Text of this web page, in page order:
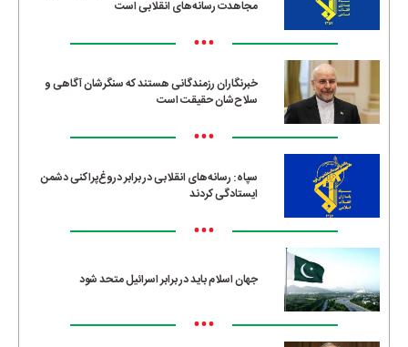
مجاهدت رسانه‌های انقلابی است
•••
خبرنگاران رزمندگانی هستند که سنگرشان آگاهی و
سلاح‌شان حقیقت است
•••
سپاه: رسانه‌های انقلابی در برابر دروغ‌پراکنی دشمن
ایستادگی کردند
•••
جهان اسلام باید در برابر اسرائیل متحد شود
•••